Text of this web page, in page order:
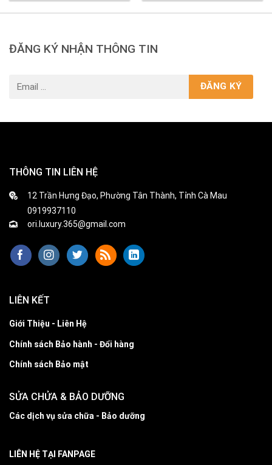
ĐĂNG KÝ NHẬN THÔNG TIN
THÔNG TIN LIÊN HỆ
12 Trần Hưng Đạo, Phường Tân Thành, Tỉnh Cà Mau
0919937110
ori.luxury.365@gmail.com
LIÊN KẾT
Giới Thiệu - Liên Hệ
Chính sách Bảo hành - Đổi hàng
Chính sách Bảo mật
SỬA CHỬA & BẢO DƯỠNG
Các dịch vụ sửa chữa - Bảo dưỡng
LIÊN HỆ TẠI FANPAGE